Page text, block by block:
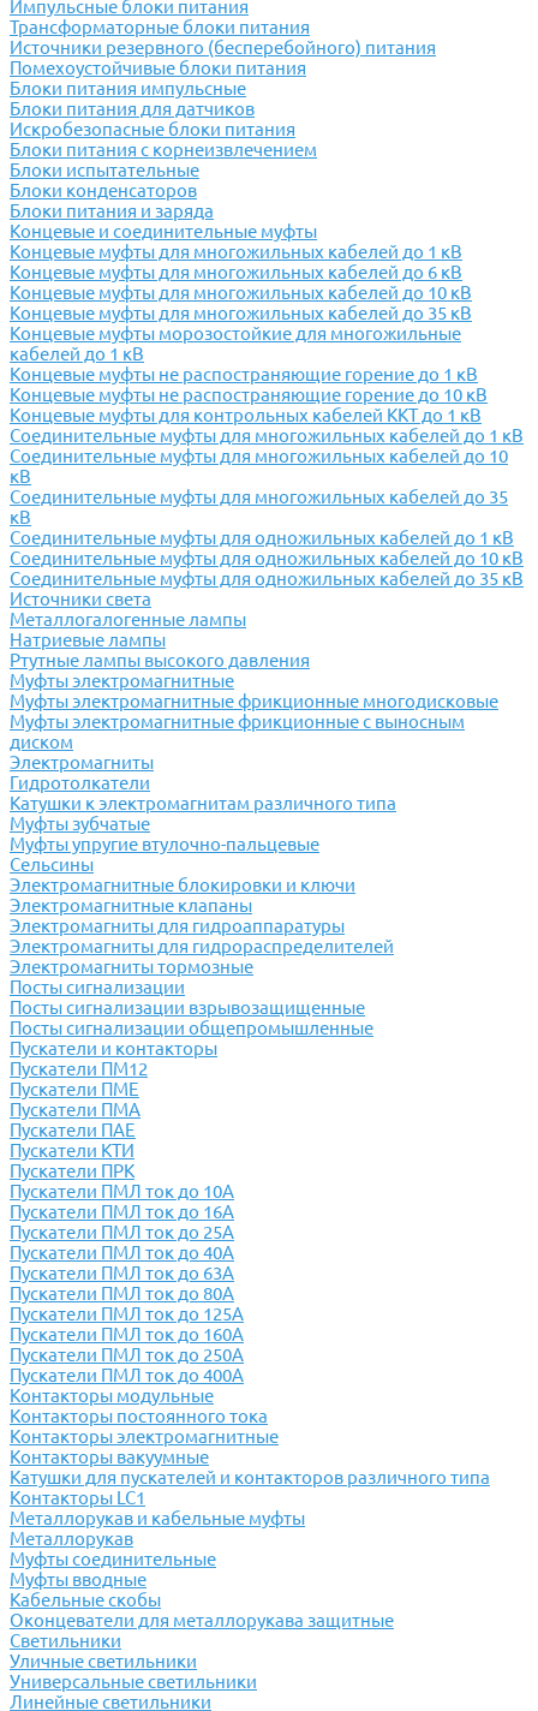
Импульсные блоки питания
Трансформаторные блоки питания
Источники резервного (бесперебойного) питания
Помехоустойчивые блоки питания
Блоки питания импульсные
Блоки питания для датчиков
Искробезопасные блоки питания
Блоки питания с корнеизвлечением
Блоки испытательные
Блоки конденсаторов
Блоки питания и заряда
Концевые и соединительные муфты
Концевые муфты для многожильных кабелей до 1 кВ
Концевые муфты для многожильных кабелей до 6 кВ
Концевые муфты для многожильных кабелей до 10 кВ
Концевые муфты для многожильных кабелей до 35 кВ
Концевые муфты морозостойкие для многожильные
кабелей до 1 кВ
Концевые муфты не распостраняющие горение до 1 кВ
Концевые муфты не распостраняющие горение до 10 кВ
Концевые муфты для контрольных кабелей ККТ до 1 кВ
Соединительные муфты для многожильных кабелей до 1 кВ
Соединительные муфты для многожильных кабелей до 10
кВ
Соединительные муфты для многожильных кабелей до 35
кВ
Соединительные муфты для одножильных кабелей до 1 кВ
Соединительные муфты для одножильных кабелей до 10 кВ
Соединительные муфты для одножильных кабелей до 35 кВ
Источники света
Металлогалогенные лампы
Натриевые лампы
Ртутные лампы высокого давления
Муфты электромагнитные
Муфты электромагнитные фрикционные многодисковые
Муфты электромагнитные фрикционные с выносным
диском
Электромагниты
Гидротолкатели
Катушки к электромагнитам различного типа
Муфты зубчатые
Муфты упругие втулочно-пальцевые
Сельсины
Электромагнитные блокировки и ключи
Электромагнитные клапаны
Электромагниты для гидроаппаратуры
Электромагниты для гидрораспределителей
Электромагниты тормозные
Посты сигнализации
Посты сигнализации взрывозащищенные
Посты сигнализации общепромышленные
Пускатели и контакторы
Пускатели ПМ12
Пускатели ПМЕ
Пускатели ПМА
Пускатели ПАЕ
Пускатели КТИ
Пускатели ПРК
Пускатели ПМЛ ток до 10А
Пускатели ПМЛ ток до 16А
Пускатели ПМЛ ток до 25А
Пускатели ПМЛ ток до 40А
Пускатели ПМЛ ток до 63А
Пускатели ПМЛ ток до 80А
Пускатели ПМЛ ток до 125А
Пускатели ПМЛ ток до 160А
Пускатели ПМЛ ток до 250А
Пускатели ПМЛ ток до 400А
Контакторы модульные
Контакторы постоянного тока
Контакторы электромагнитные
Контакторы вакуумные
Катушки для пускателей и контакторов различного типа
Контакторы LC1
Металлорукав и кабельные муфты
Металлорукав
Муфты соединительные
Муфты вводные
Кабельные скобы
Оконцеватели для металлорукава защитные
Светильники
Уличные светильники
Универсальные светильники
Линейные светильники